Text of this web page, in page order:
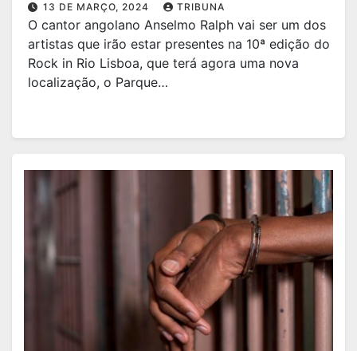
13 DE MARÇO, 2024 TRIBUNA
O cantor angolano Anselmo Ralph vai ser um dos
artistas que irão estar presentes na 10ª edição do
Rock in Rio Lisboa, que terá agora uma nova
localização, o Parque…